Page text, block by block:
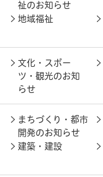
祉のお知らせ
地域福祉
文化・スポー
ツ・観光のお知
らせ
まちづくり・都市
開発のお知らせ
建築・建設